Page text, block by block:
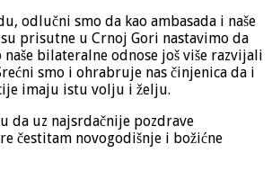
odlučni smo da kao ambasada i naše
prisutne u Crnoj Gori nastavimo da
bilateralne odnose još više razvijali
smo i ohrabruje nas činjenica da i
imaju istu volju i želju.
da uz najsrdačnije pozdrave
čestitam novogodišnje i božićne